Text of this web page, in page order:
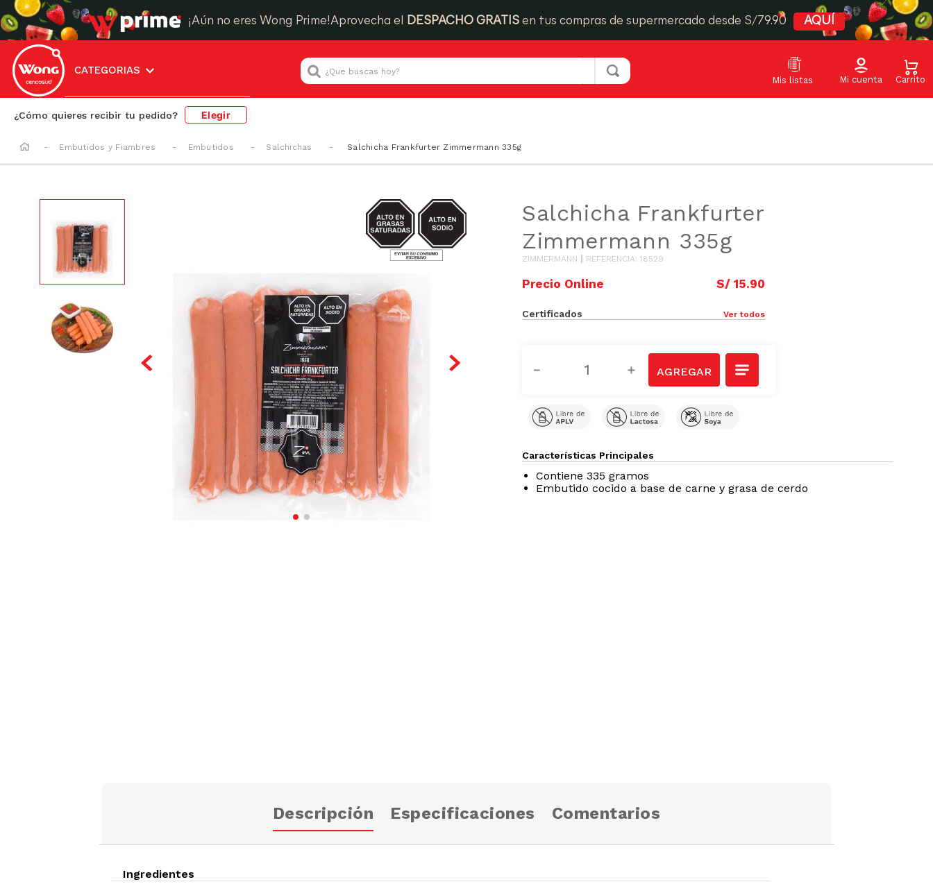
¡Aún no eres Wong Prime!Aprovecha el DESPACHO GRATIS en tus compras de supermercado desde S/79.90 AQUÍ
CATEGORIAS
¿Que buscas hoy?
¿Cómo quieres recibir tu pedido? Elegir
Embutidos y Fiambres Embutidos Salchichas Salchicha Frankfurter Zimmermann 335g
SODIO/GRASAS-
SAT
Salchicha Frankfurter
Zimmermann 335g
ZIMMERMANN REFERENCIA: 18529
S/ 15.90
Certificados Ver todos
＋
－
Características Principales
Contiene 335 gramos
Embutido cocido a base de carne y grasa de cerdo
Descripción Especificaciones Comentarios
Ingredientes